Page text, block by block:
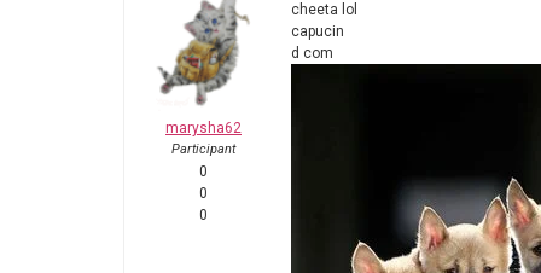
marysha62
Participant
0
0
0
cheeta lol
capucin
d com